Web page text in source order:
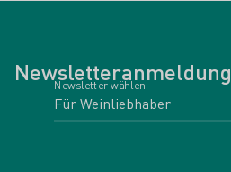
Newsletteranmeldung
Newsletter wählen